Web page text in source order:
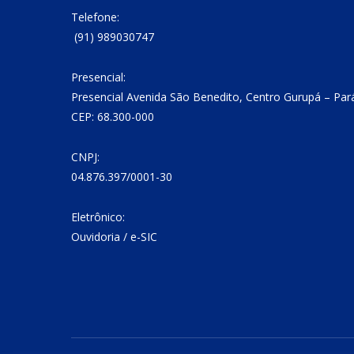
Telefone:
(91) 989030747
Presencial:
Presencial Avenida São Benedito, Centro Gurupá –
CEP: 68.300-000
CNPJ:
04.876.397/0001-30
Eletrônico:
Ouvidoria / e-SIC